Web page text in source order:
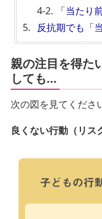
「当たり
反抗期でも「
親の注目を得た
しても…
次の図を見てくださ
良くない行動（リス